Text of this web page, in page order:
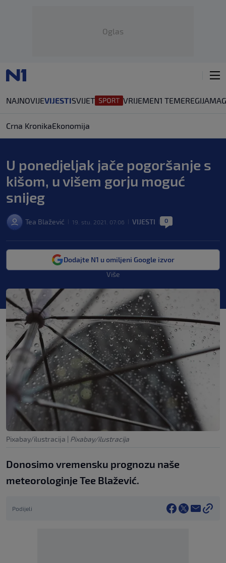
Oglas
NAJNOVIJEVIJESTISVIJET VRIJEMEN1 TEMEREGIJA
Crna KronikaEkonomija
U ponedjeljak jače pogoršanje s
kišom, u višem gorju moguć
snijeg
Tea Blažević 19. stu. 2021. 07:06 VIJESTI 0
Dodajte N1 u omiljeni Google izvor
Više
Pixabay/ilustracija | Pixabay/ilustracija
Donosimo vremensku prognozu naše
meteorologinje Tee Blažević.
Podijeli